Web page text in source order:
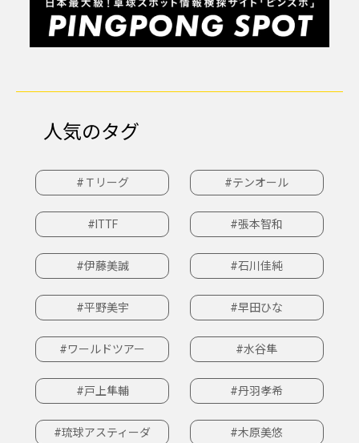
人気のタグ
#Ｔリーグ #テンオール
#ITTF #張本智和
#伊藤美誠 #石川佳純
#平野美宇 #早田ひな
#ワールドツアー #水谷隼
#戸上隼輔 #丹羽孝希
#琉球アスティーダ #木原美悠